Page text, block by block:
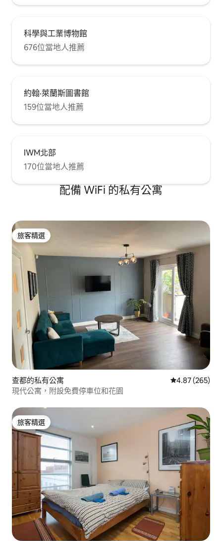
科學與工業博物館
676位當地人推薦
約翰·萊蘭斯圖書館
159位當地人推薦
IWM北部
170位當地人推薦
配備 WiFi 的私有公寓
旅客精選
旅客精選
查都的私有公寓 從 265 則評價
4.87 (265)
現代公寓，附設免費停車位和花園
旅客精選
旅客精選